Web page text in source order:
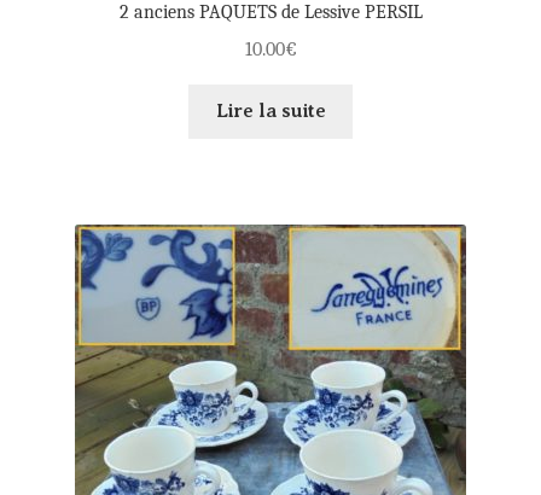
2 anciens PAQUETS de Lessive PERSIL
10.00€
Lire la suite